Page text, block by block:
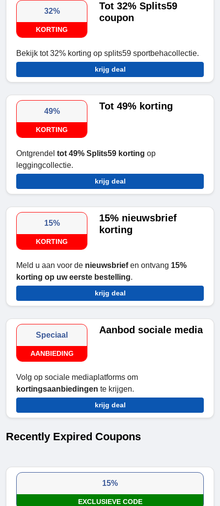
32%
KORTING
Tot 32% Splits59
coupon
Bekijk tot 32% korting op splits59 sportbehacollectie.
krijg deal
49%
KORTING
Tot 49% korting
Ontgrendel tot 49% Splits59 korting op
leggingcollectie.
krijg deal
15%
KORTING
15% nieuwsbrief
korting
Meld u aan voor de nieuwsbriefen ontvang 15%
korting op uw eerste bestelling.
krijg deal
Speciaal
AANBIEDING
Aanbod sociale media
Volg op sociale mediaplatforms om
kortingsaanbiedingen te krijgen.
krijg deal
Recently Expired Coupons
15%
EXCLUSIEVE CODE